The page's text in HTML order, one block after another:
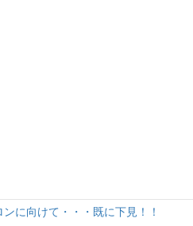
ンに向けて・・・既に下見！！